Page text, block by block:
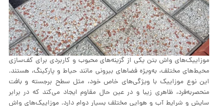
موزاییک‌های واش بتن یکی از گزینه‌های محبوب و کاربردی برای کف‌سازی
محیط‌های مختلف، به‌ویژه فضاهای بیرونی مانند حیاط و پارکینگ، هستند.
این نوع موزاییک با ویژگی‌های خاص خود، مثل سطح برجسته و بافت
منحصر‌به‌فرد، ظاهری زیبا و در عین حال مقاوم ایجاد می‌کند که در برابر
سایش و شرایط آب و هوایی مختلف بسیار دوام دارد. موزاییک‌های واش